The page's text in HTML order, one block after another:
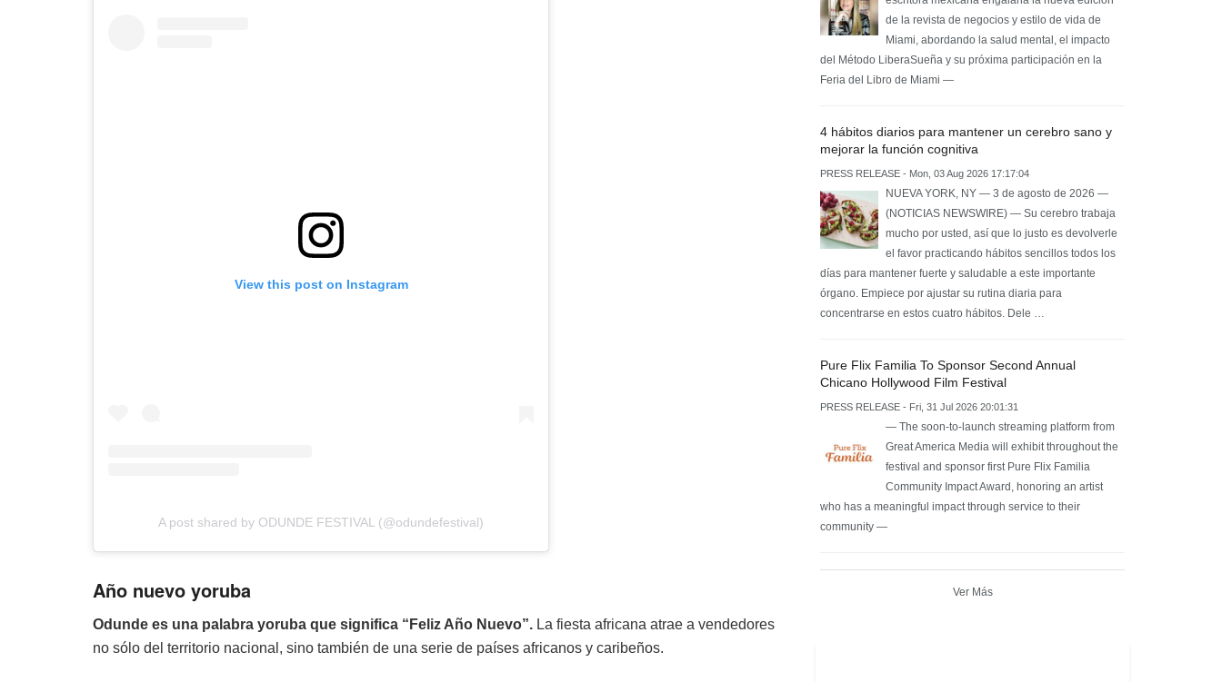
View this post on Instagram
A post shared by ODUNDE FESTIVAL (@odundefestival)
Año nuevo yoruba
Odunde es una palabra yoruba que significa “Feliz Año Nuevo”. La fiesta africana atrae a vendedores
no sólo del territorio nacional, sino también de una serie de países africanos y caribeños.
de la revista de negocios y estilo de vida de
Miami, abordando la salud mental, el impacto
del Método LiberaSueña y su próxima participación en la
Feria del Libro de Miami —
4 hábitos diarios para mantener un cerebro sano y
mejorar la función cognitiva
PRESS RELEASE - Mon, 03 Aug 2026 17:17:04
NUEVA YORK, NY — 3 de agosto de 2026 —
(NOTICIAS NEWSWIRE) — Su cerebro trabaja
mucho por usted, así que lo justo es devolverle
el favor practicando hábitos sencillos todos los
días para mantener fuerte y saludable a este importante
órgano. Empiece por ajustar su rutina diaria para
concentrarse en estos cuatro hábitos. Dele …
Pure Flix Familia To Sponsor Second Annual
Chicano Hollywood Film Festival
PRESS RELEASE - Fri, 31 Jul 2026 20:01:31
— The soon-to-launch streaming platform from
Great America Media will exhibit throughout the
festival and sponsor first Pure Flix Familia
Community Impact Award, honoring an artist
who has a meaningful impact through service to their
community —
Ver Más